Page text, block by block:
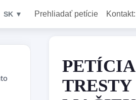
SK ▼ Prehliadať petície Kontakt: